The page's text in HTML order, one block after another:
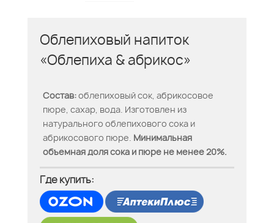
Облепиховый напиток
«Облепиха & абрикос»
Состав:облепиховый сок, абрикосовое
пюре, сахар, вода. Изготовлен из
натурального облепихового сока и
абрикосового пюре. Минимальная
объемная доля сока и пюре не менее 20%.
Где купить: